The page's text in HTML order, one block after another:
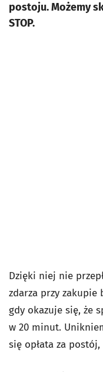
postoju. Możemy
STOP.
Dzięki niej nie
zdarza przy
gdy okazuje się, że
w 20 minut.
się opłata za